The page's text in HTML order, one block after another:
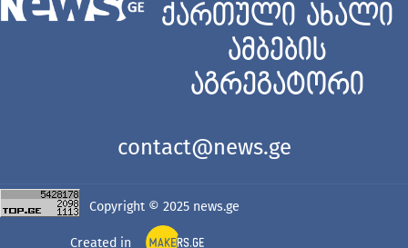
ქართული ახალი
ამბების
აგრეგატორი
contact@news.ge
Copyright © 2025 news.ge
Created in